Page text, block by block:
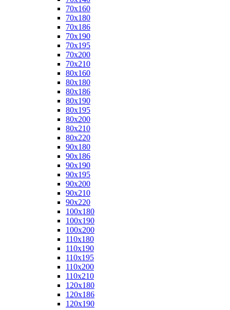
70x160
70x180
70x186
70x190
70x195
70x200
70x210
80x160
80x180
80x186
80x190
80x195
80x200
80x210
80x220
90x180
90x186
90x190
90x195
90x200
90x210
90x220
100x180
100x190
100x200
110x180
110x190
110x195
110x200
110x210
120x180
120x186
120x190